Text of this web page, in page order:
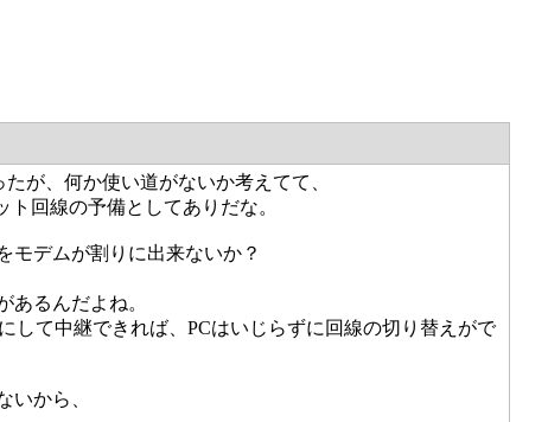
が、何か使い道がないか考えてて、
回線の予備としてありだな。
モデムが割りに出来ないか？
るんだよね。
て中継できれば、PCはいじらずに回線の切り替えがで
いから、